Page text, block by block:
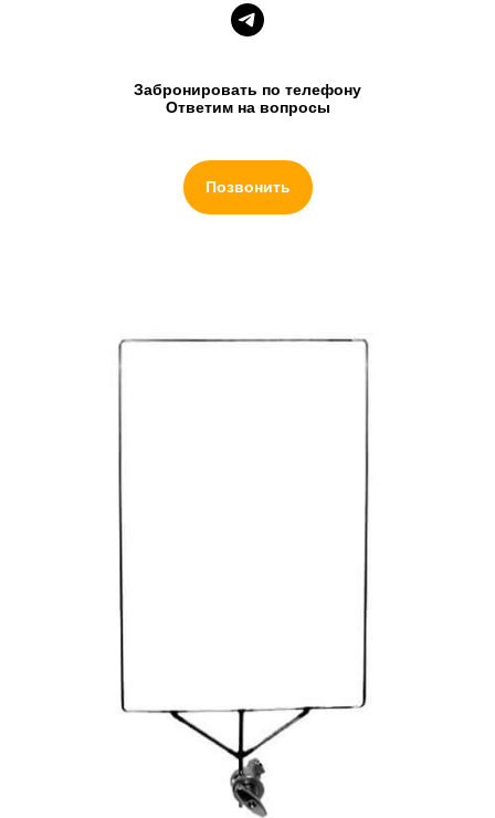
Забронировать по телефону
Ответим на вопросы
Позвонить